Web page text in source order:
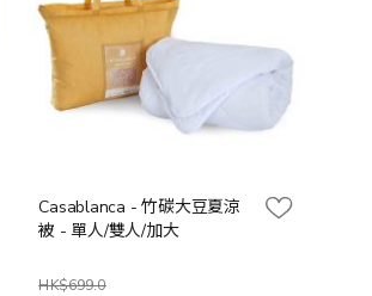
Casablanca - 竹碳大豆夏涼
被 - 單人/雙人/加大
HK$699.0